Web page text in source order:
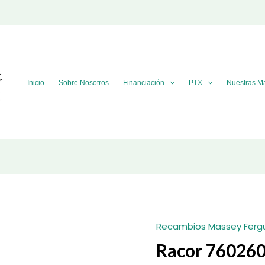
Inicio Sobre Nosotros Financiación PTX Nuestras
Recambios Massey
Racor